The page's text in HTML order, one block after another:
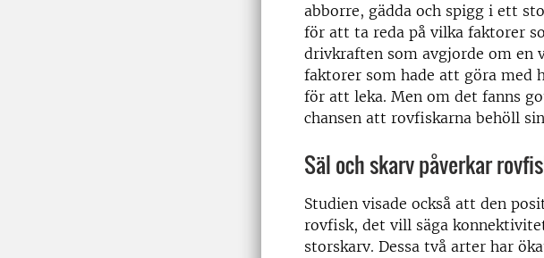
abborre, gädda och spigg i ett
för att ta reda på vilka faktorer
drivkraften som avgjorde om en
faktorer som hade att göra med
för att leka. Men om det fanns
chansen att rovfiskarna behöll
Säl och skarv påverkar
Studien visade också att den
rovfisk, det vill säga
storskarv. Dessa två arter har